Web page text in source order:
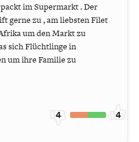
im Supermarkt . Der
gerne zu , am liebsten Filet
um den Markt zu
sich Flüchtlinge in
um ihre Familie zu
4 4